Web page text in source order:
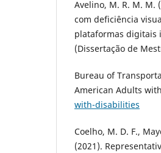
Avelino, M. R. M. M.
com deficiência
plataformas digitais
(Dissertação de
Bureau of
American Adults
with-disabilities
Coelho, M. D. F.,
(2021).